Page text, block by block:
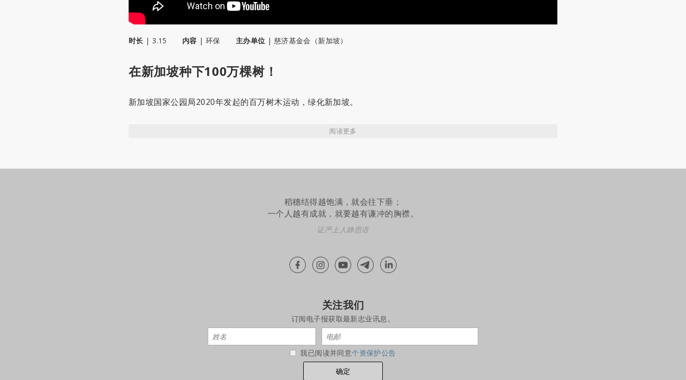
时长 | 3.15 内容 | 环保 主办单位 | 慈济基金会（新加坡）
在新加坡种下100万棵树！
新加坡国家公园局2020年发起的百万树木运动，绿化新加坡。
阅读更多
稻穗结得越饱满，就会往下垂；
一个人越有成就，就要越有谦冲的胸襟。
证严上人静思语
关注我们
订阅电子报获取最新志业讯息。
我已阅读并同意个资保护公告